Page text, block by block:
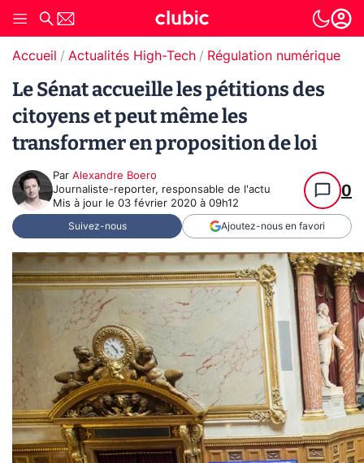
Accueil Actualités High-Tech Régulation numérique
Le Sénat accueille les pétitions des
citoyens et peut même les
transformer en proposition de loi
Par Alexandre Boero
Journaliste-reporter, responsable de l'actu
Mis à jour le 03 février 2020 à 09h12
0
Suivez-nous Ajoutez-nous en favori